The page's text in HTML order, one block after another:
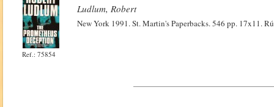
Ref.: 75854
Ludlum, Robert
New York 1991. St. Martin's Paperbacks. 546 pp. 17x11.